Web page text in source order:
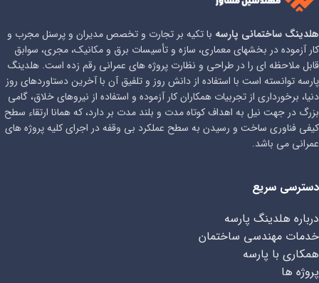
هلدینگ ساختمانی پارسه با تکیه بر تجارت و تخصص مدیران و پرسنل مجرب و
کار آزموده در بخشهای معماری، سازه و تأسیسات برق و مکانیک، مجری، سوابق
قابل ملاحظه ای را در طراحی و نظارت پروژه های عمرانی رقم زده است. هلدینگ
پارسه توانسته است با استفاده از دانش روز و تلفیق آن با آخرین دستاوردهای روز
دنیا، برخورداری از تجربیات همکاران کار آزموده و استفاده از نیروهای خلاق، گامی
بزرگ در جهت نیل به اهداف کوتاه مدت و بلند مدت بر دارد، که همانا ارتقاء سطح
کیفی فناوری ساخت و رسیدن به سطح عملکرد بی وقفه در اجرای کلیه پروژه های
عمرانی می باشد.
دسترسی سریع
درباره هلدینگ پارسه
خدمات مهندسی ساختمان
همکاری با پارسه
پروژه ها